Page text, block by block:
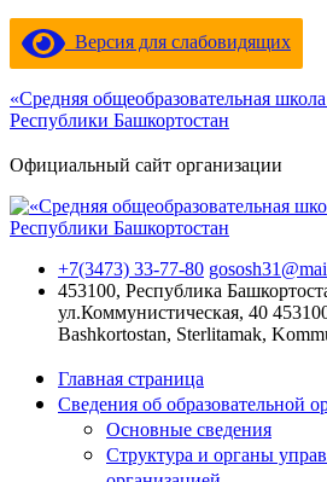
Версия для слабовидящих
«Средняя общеобразовательная
Республики Башкортостан
Официальный сайт организации
+7(3473) 33-77-80
453100, Республика
ул.Коммунистическая, 40
Bashkortostan, Sterlitamak,
Главная страница
Сведения об образовательной
Основные сведения
Структура и органы